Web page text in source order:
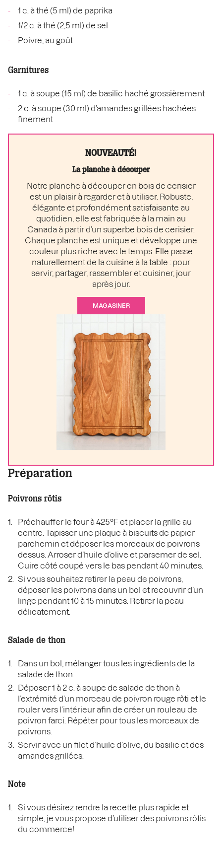
1 c. à thé (5 ml) de paprika
1/2 c. à thé (2,5 ml) de sel
Poivre, au goût
Garnitures
1 c. à soupe (15 ml) de basilic haché grossièrement
2 c. à soupe (30 ml) d’amandes grillées hachées
finement
NOUVEAUTÉ!
La planche à découper
Notre planche à découper en bois de cerisier
est un plaisir à regarder et à utiliser. Robuste,
élégante et profondément satisfaisante au
quotidien, elle est fabriquée à la main au
Canada à partir d’un superbe bois de cerisier.
Chaque planche est unique et développe une
couleur plus riche avec le temps. Elle passe
naturellement de la cuisine à la table : pour
servir, partager, rassembler et cuisiner, jour
après jour.
MAGASINER
Préparation
Poivrons rôtis
Préchauffer le four à 425°F et placer la grille au
centre. Tapisser une plaque à biscuits de papier
parchemin et déposer les morceaux de poivrons
dessus. Arroser d’huile d’olive et parsemer de sel.
Cuire côté coupé vers le bas pendant 40 minutes.
Si vous souhaitez retirer la peau de poivrons,
déposer les poivrons dans un bol et recouvrir d’un
linge pendant 10 à 15 minutes. Retirer la peau
délicatement.
Salade de thon
Dans un bol, mélanger tous les ingrédients de la
salade de thon.
Déposer 1 à 2 c. à soupe de salade de thon à
l’extrémité d’un morceau de poivron rouge rôti et le
rouler vers l’intérieur afin de créer un rouleau de
poivron farci. Répéter pour tous les morceaux de
poivrons.
Servir avec un filet d’huile d’olive, du basilic et des
amandes grillées.
Note
Si vous désirez rendre la recette plus rapide et
simple, je vous propose d’utiliser des poivrons rôtis
du commerce!